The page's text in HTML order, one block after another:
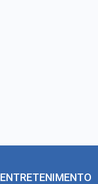
ENTRETENIMENTO